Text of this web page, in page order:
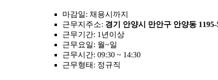
마감일: 채용시까지
근무지주소: 경기 안양시 만안구 안양동 1195-
근무기간: 1년이상
근무요일: 월~일
근무시간: 09:30 ~ 14:30
근무형태 : 정규직